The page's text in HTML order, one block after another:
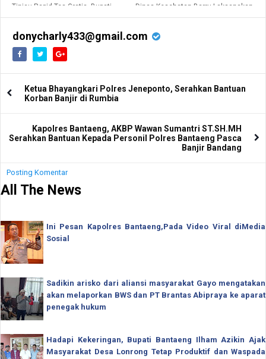
Tinjau Rapid Tes Gratis, Bupati
Dinas Kesehatan Barru Laksanakan
donycharly433@gmail.com
Ketua Bhayangkari Polres Jeneponto, Serahkan Bantuan
Korban Banjir di Rumbia
Kapolres Bantaeng, AKBP Wawan Sumantri ST.SH.MH
Serahkan Bantuan Kepada Personil Polres Bantaeng Pasca
Banjir Bandang
Posting Komentar
All The News
Ini Pesan Kapolres Bantaeng,Pada Video Viral diMedia
Sosial
Sadikin arisko dari aliansi masyarakat Gayo mengatakan
akan melaporkan BWS dan PT Brantas Abipraya ke aparat
penegak hukum
Hadapi Kekeringan, Bupati Bantaeng Ilham Azikin Ajak
Masyarakat Desa Lonrong Tetap Produktif dan Waspada